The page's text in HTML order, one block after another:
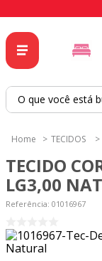
O que você está
TECIDOS
TECIDO
LG3,00
Referência: 01016967
2º
tapete
cortina
5º
tapetes